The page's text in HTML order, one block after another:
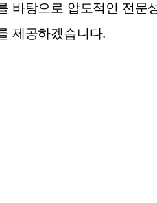
바탕으로 압도적인 전문
제공하겠습니다.